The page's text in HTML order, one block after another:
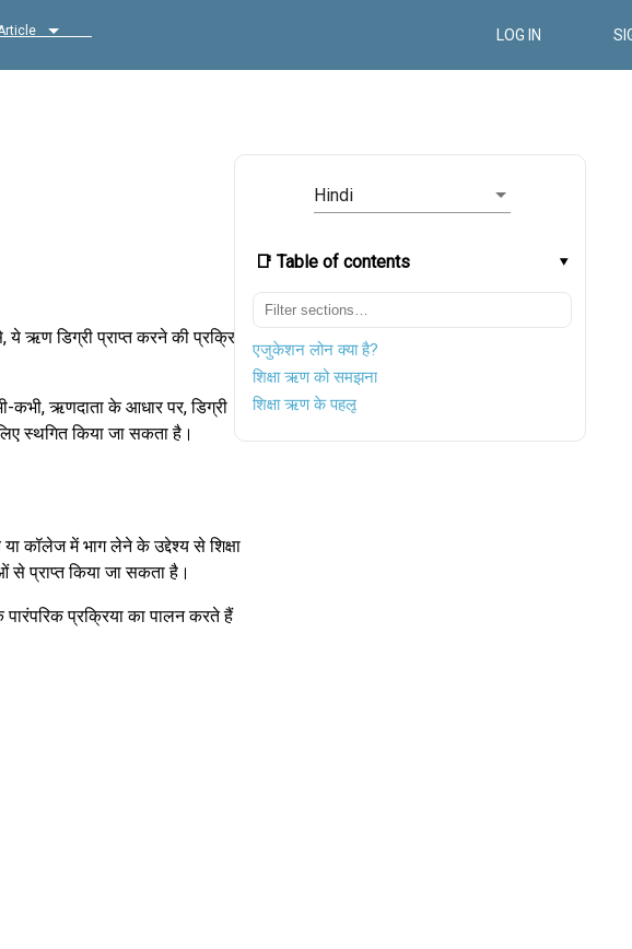
LOG IN
Hindi
📑 Table of contents
एजुकेशन लोन क्या है?
शिक्षा ऋण को समझना
शिक्षा ऋण के पहलू
ऋण डिग्री प्राप्त करने की प्रक्रिया
कभी, ऋणदाता के आधार पर, डिग्री
स्थगित किया जा सकता है।
कॉलेज में भाग लेने के उद्देश्य से शिक्षा
से प्राप्त किया जा सकता है।
प्रक्रिया का पालन करते हैं